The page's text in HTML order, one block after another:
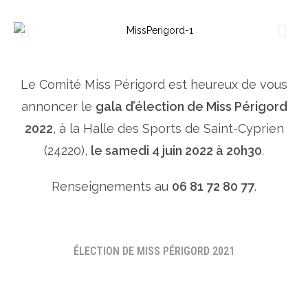
Le Comité Miss Périgord est heureux de vous
annoncer le gala d’élection de Miss Périgord
2022, à la Halle des Sports de Saint-Cyprien
(24220), le samedi 4 juin 2022 à 20h30.
Renseignements au 06 81 72 80 77.
ÉLECTION DE MISS PÉRIGORD 2021